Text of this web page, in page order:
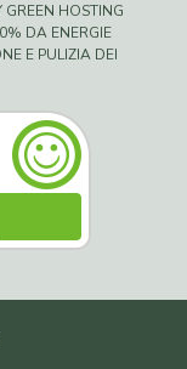
HOSTING
DA ENERGIE
E PULIZIA DEI